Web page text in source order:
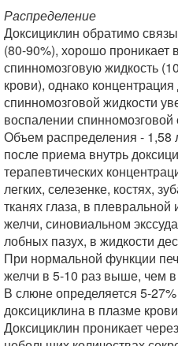
Распределение
Доксициклин обратимо
(80-90%), хорошо проникает
спинномозговую жидкость
крови), однако
спинномозговой жидкости
воспалении спинномозговой
Объем распределения - 1,58
после приема внутрь
терапевтических
легких, селезенке, костях,
тканях глаза, в плевральной
желчи, синовиальном
лобных пазух, в жидкости
При нормальной функции
желчи в 5-10 раз выше, чем
В слюне определяется 5-
доксициклина в плазме
Доксициклин проникает